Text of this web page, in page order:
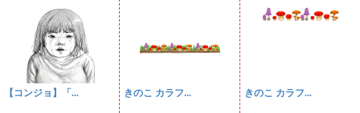
【コンジョ】「... きのこ カラフ... きのこ カラフ...